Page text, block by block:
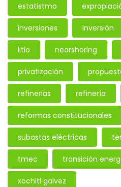
estatistmo
inversiones inversión
litio nearshoring
privatización
refinerias refinería
reformas constitucionales
subastas eléctricas
tmec transición
xochitl galvez